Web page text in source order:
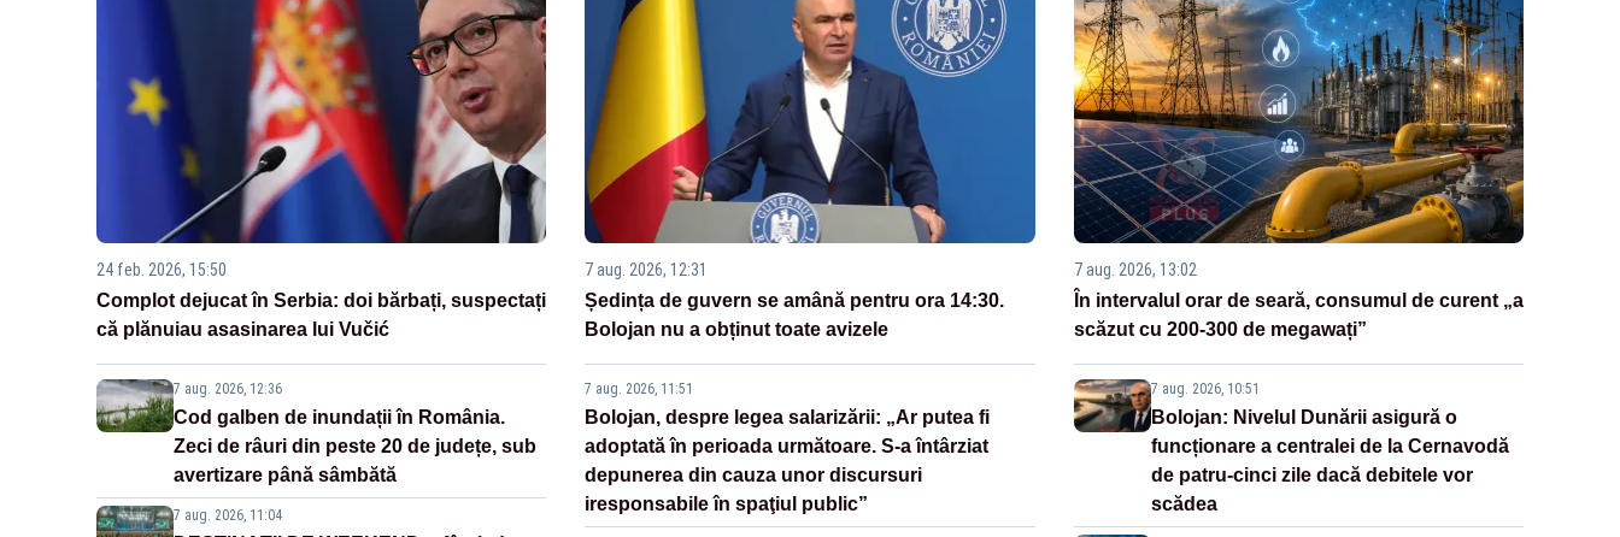
24 feb. 2026, 15:50
Complot dejucat în Serbia: doi bărbați, suspectați
că plănuiau asasinarea lui Vučić
7 aug. 2026, 12:36
Cod galben de inundații în România.
Zeci de râuri din peste 20 de județe, sub
avertizare până sâmbătă
7 aug. 2026, 11:04
7 aug. 2026, 12:31
Ședința de guvern se amână pentru ora 14:30.
Bolojan nu a obținut toate avizele
7 aug. 2026, 11:51
Bolojan, despre legea salarizării: „Ar putea fi
adoptată în perioada următoare. S-a întârziat
depunerea din cauza unor discursuri
iresponsabile în spaţiul public”
7 aug. 2026, 13:02
În intervalul orar de seară, consumul de curent „a
scăzut cu 200-300 de megawați”
7 aug. 2026, 10:51
Bolojan: Nivelul Dunării asigură o
funcționare a centralei de la Cernavodă
de patru-cinci zile dacă debitele vor
scădea